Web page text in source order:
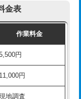
38,500円
38,500円
22,000円
円+材料費
金表
作業料金
円
11,000円
地調査